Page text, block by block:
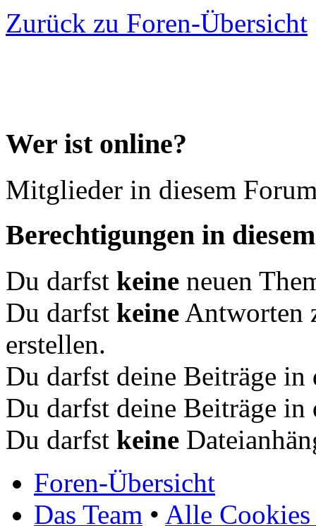
Zurück zu Foren-Übersicht
Wer ist online?
Mitglieder in diesem
Berechtigungen in
Du darfst keine neuen
Du darfst keine Antworten
erstellen.
Du darfst deine Beiträge
Du darfst deine Beiträge
Du darfst keine
Foren-Übersicht
Das Team • Alle Cookies